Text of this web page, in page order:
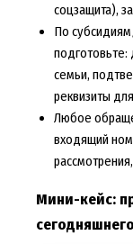
соцзащита),
По
подготовьте:
семьи,
реквизиты
Любое
входящий
Мини-кейс: